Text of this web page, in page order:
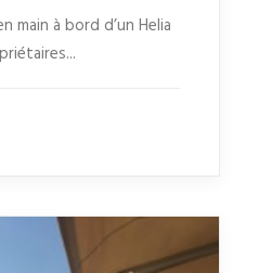
main à bord d’un Helia